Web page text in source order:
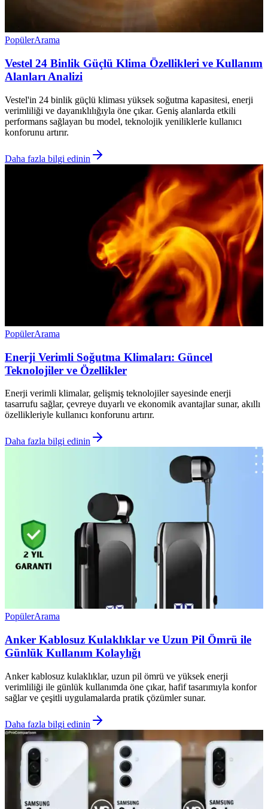
PopülerArama
Vestel 24 Binlik Güçlü Klima Özellikleri ve Kullanım
Alanları Analizi
Vestel'in 24 binlik güçlü kliması yüksek soğutma kapasitesi, enerji
verimliliği ve dayanıklılığıyla öne çıkar. Geniş alanlarda etkili
performans sağlayan bu model, teknolojik yeniliklerle kullanıcı
konforunu artırır.
Daha fazla bilgi edinin
PopülerArama
Enerji Verimli Soğutma Klimaları: Güncel
Teknolojiler ve Özellikler
Enerji verimli klimalar, gelişmiş teknolojiler sayesinde enerji
tasarrufu sağlar, çevreye duyarlı ve ekonomik avantajlar sunar, akıllı
özellikleriyle kullanıcı konforunu artırır.
Daha fazla bilgi edinin
PopülerArama
Anker Kablosuz Kulaklıklar ve Uzun Pil Ömrü ile
Günlük Kullanım Kolaylığı
Anker kablosuz kulaklıklar, uzun pil ömrü ve yüksek enerji
verimliliği ile günlük kullanımda öne çıkar, hafif tasarımıyla konfor
sağlar ve çeşitli uygulamalarda pratik çözümler sunar.
Daha fazla bilgi edinin